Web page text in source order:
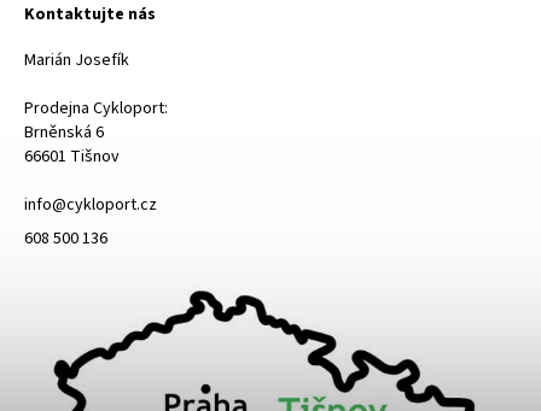
Kontaktujte nás
Marián Josefík
Prodejna Cykloport:
Brněnská 6
66601 Tišnov
info@cykloport.cz
608 500 136